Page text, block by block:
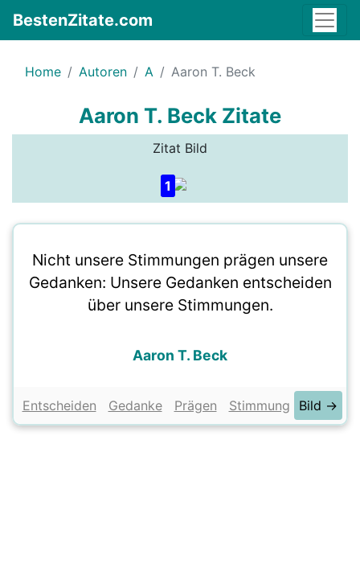
BestenZitate.com
Home Autoren A Aaron T. Beck
Aaron T. Beck Zitate
Zitat Bild
1
Nicht unsere Stimmungen prägen unsere
Gedanken: Unsere Gedanken entscheiden
über unsere Stimmungen.
Aaron T. Beck
Entscheiden Gedanke Prägen Stimmung Bild →